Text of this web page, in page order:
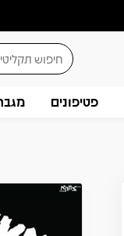
פטיפונים